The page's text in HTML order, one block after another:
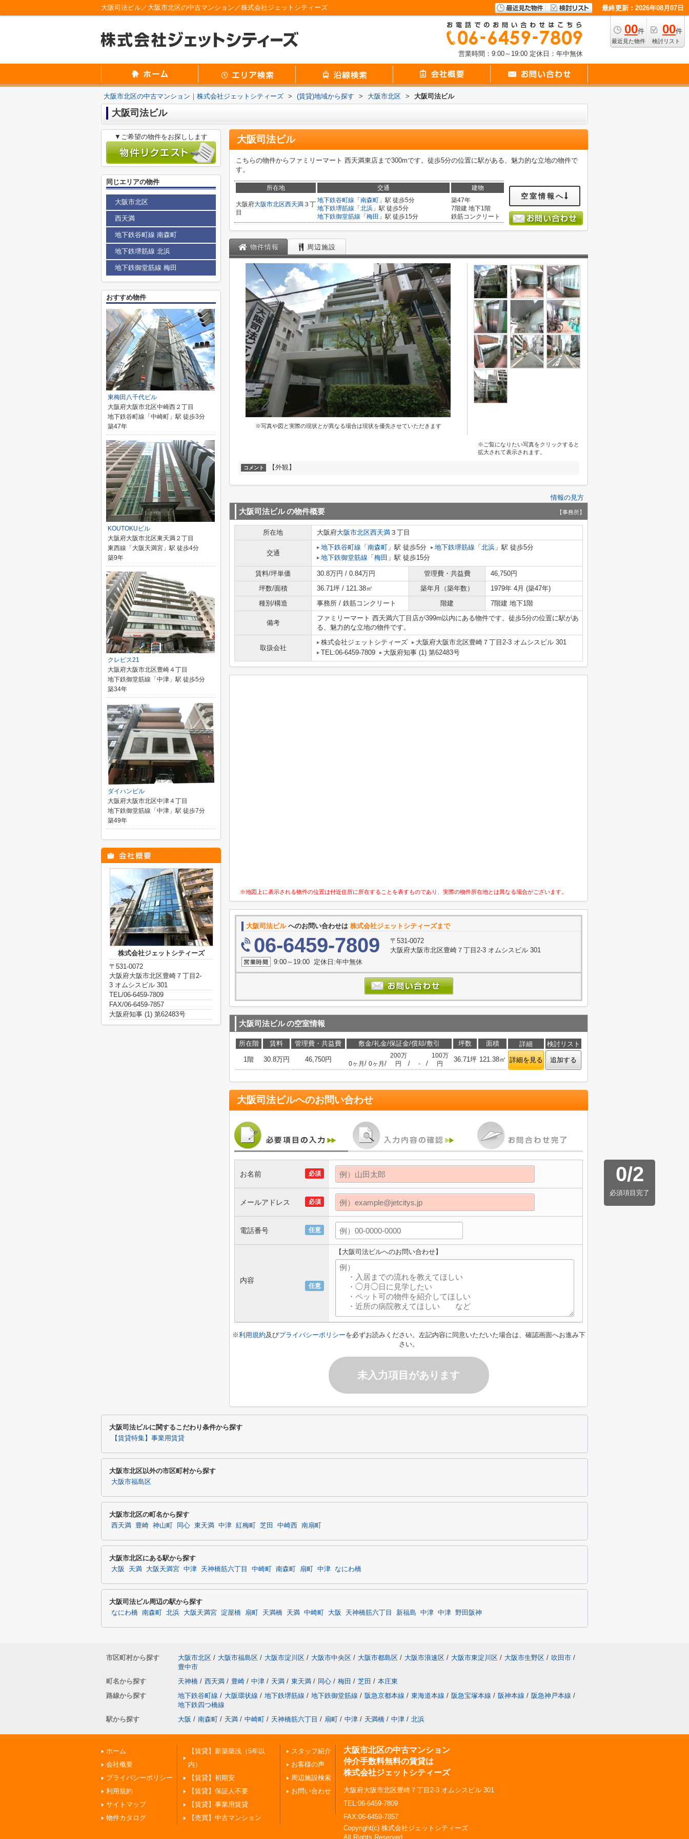
大阪司法ビル／大阪市北区の中古マンション／株式会社ジェットシティーズ 最終更新：2026年08月07日
00件
最近見た物件
00件
検討リスト
営業時間：9:00～19:00 定休日：年中無休
大阪市北区の中古マンション｜株式会社ジェットシティーズ > (賃貸)地域から探す > 大阪市北区 > 大阪司法ビル
大阪司法ビル
大阪司法ビル
こちらの物件からファミリーマート 西天満東店まで300mです。徒歩5分の位置に駅がある、魅力的な立地の物件で
す。
所在地 交通 建物
大阪府大阪市北区西天満 ３丁
目
地下鉄谷町線 「 南森町 」駅 徒歩5分
地下鉄堺筋線 「 北浜 」駅 徒歩5分
地下鉄御堂筋線 「 梅田 」駅 徒歩15分
築47年
7階建 地下1階
鉄筋コンクリート
空室情報へ
物件情報 周辺施設
※写真や図と実際の現状とが異なる場合は現状を優先させていただきます
※ご覧になりたい写真をクリックすると
拡大されて表示されます。
コメント 【外観】
情報の見方
大阪司法ビルの物件概要 【事務所】
所在地 大阪府大阪市北区西天満 ３丁目
交通
地下鉄谷町線 「 南森町 」駅 徒歩5分 地下鉄堺筋線 「 北浜 」駅 徒歩5分
地下鉄御堂筋線 「 梅田 」駅 徒歩15分
賃料/坪単価 30.8万円 / 0.84万円 管理費・共益費
46,750円
坪数/面積
36.71坪 / 121.38㎡ 築年月（築年数）
1979年 4月 (築47年)
種別/構造
事務所 / 鉄筋コンクリート 階建 7階建 地下1階
備考
ファミリーマート 西天満六丁目店が399m以内にある物件です。徒歩5分の位置に駅があ
る、魅力的な立地の物件です。
取扱会社
株式会社ジェットシティーズ
大阪府大阪市北区豊崎７丁目2-3 オムシスビル 301
TEL:06-6459-7809
大阪府知事 (1) 第62483号
※地図上に表示される物件の位置は付近住所に所在することを表すものであり、実際の物件所在地とは異なる場合がございます。
大阪司法ビルへのお問い合わせは 株式会社ジェットシティーズまで
06-6459-7809
〒531-0072
大阪府大阪市北区豊崎７丁目2-3 オムシスビル 301
9:00～19:00 定休日:年中無休
大阪司法ビルの空室情報
所在階 賃料 管理費・共益費 敷金/礼金/保証金/償却/敷引 坪数 面積 詳細
検討リスト
1階
30.8万円 46,750円
0ヶ月 / 0ヶ月 /
200万
円
/ - /
100万
円
36.71坪 121.38㎡ 詳細を見る 追加する
大阪司法ビルへのお問い合わせ
0/2
必須項目完了
必須
お名前
必須
メールアドレス
任意
電話番号
任意
内容
【大阪司法ビルへのお問い合わせ】
※利用規約及びプライバシーポリシーを必ずお読みください。左記内容に同意いただいた場合は、確認画面へお進み下
さい。
未入力項目があります
▼ご希望の物件をお探しします
同じエリアの物件
大阪市北区
西天満
地下鉄谷町線 南森町
地下鉄堺筋線 北浜
地下鉄御堂筋線 梅田
おすすめ物件
東梅田八千代ビル
大阪府大阪市北区中崎西２丁目
地下鉄谷町線「中崎町」駅 徒歩3分
築47年
KOUTOKUビル
大阪府大阪市北区東天満２丁目
東西線「大阪天満宮」駅 徒歩4分
築9年
クレピス21
大阪府大阪市北区豊崎４丁目
地下鉄御堂筋線「中津」駅 徒歩5分
築34年
ダイハンビル
大阪府大阪市北区中津４丁目
地下鉄御堂筋線「中津」駅 徒歩7分
築49年
株式会社ジェットシティーズ
〒531-0072
大阪府大阪市北区豊崎７丁目2-
3 オムシスビル 301
TEL/06-6459-7809
FAX/06-6459-7857
大阪府知事 (1) 第62483号
大阪司法ビルに関するこだわり条件から探す
【賃貸特集】事業用賃貸
大阪市北区以外の市区町村から探す
大阪市福島区
大阪市北区の町名から探す
西天満 豊崎 神山町 同心 東天満 中津 紅梅町 芝田 中崎西 南扇町
大阪市北区にある駅から探す
大阪 天満 大阪天満宮 中津 天神橋筋六丁目 中崎町 南森町 扇町 中津 なにわ橋
大阪司法ビル周辺の駅から探す
なにわ橋 南森町 北浜 大阪天満宮 淀屋橋 扇町 天満橋 天満 中崎町 大阪 天神橋筋六丁目 新福島 中津 中津 野田阪神
市区町村から探す 大阪市北区 / 大阪市福島区 / 大阪市淀川区 / 大阪市中央区 / 大阪市都島区 / 大阪市浪速区 / 大阪市東淀川区 / 大阪市生野区 / 吹田市 /
豊中市
町名から探す
天神橋 / 西天満 / 豊崎 / 中津 / 天満 / 東天満 / 同心 / 梅田 / 芝田 / 本庄東
路線から探す
地下鉄谷町線 / 大阪環状線 / 地下鉄堺筋線 / 地下鉄御堂筋線 / 阪急京都本線 / 東海道本線 / 阪急宝塚本線 / 阪神本線 / 阪急神戸本線 /
地下鉄四つ橋線
駅から探す
大阪 / 南森町 / 天満 / 中崎町 / 天神橋筋六丁目 / 扇町 / 中津 / 天満橋 / 中津 / 北浜
ホーム
会社概要
プライバシーポリシー
利用規約
サイトマップ
物件カタログ
【賃貸】新築築浅（5年以
内）
【賃貸】初期安
【賃貸】保証人不要
【賃貸】事業用賃貸
【売買】中古マンション
スタッフ紹介
お客様の声
周辺施設検索
お問い合わせ
大阪市北区の中古マンション
仲介手数料無料の賃貸は
株式会社ジェットシティーズ
大阪府大阪市北区豊崎７丁目2-3 オムシスビル 301
TEL:06-6459-7809
FAX:06-6459-7857
Copyright(c) 株式会社ジェットシティーズ
All Rights Reserved.